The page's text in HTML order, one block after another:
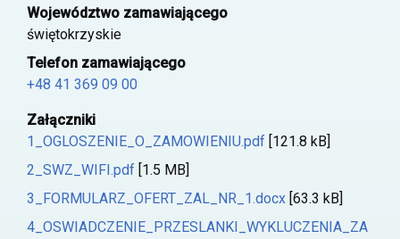
Województwo zamawiającego
świętokrzyskie
Telefon zamawiającego
+48 41 369 09 00
Załączniki
1_OGLOSZENIE_O_ZAMOWIENIU.pdf [121.8 kB]
2_SWZ_WIFI.pdf [1.5 MB]
3_FORMULARZ_OFERT_ZAL_NR_1.docx [63.3 kB]
4_OSWIADCZENIE_PRZESLANKI_WYKLUCZENIA_ZA